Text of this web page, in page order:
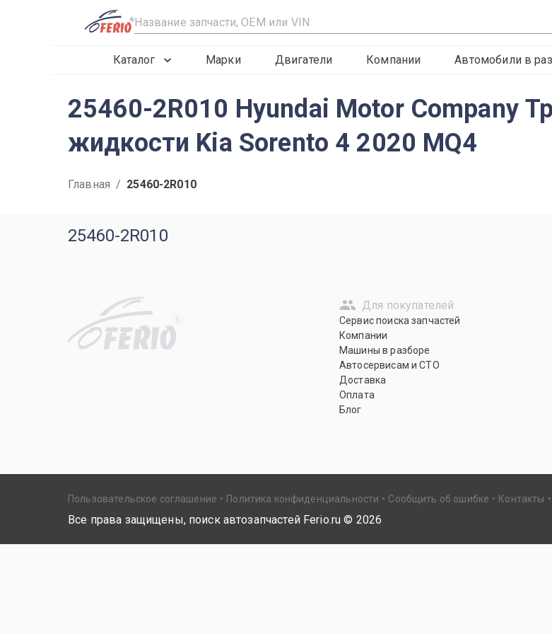
R
Каталог Марки Двигатели Компании Автомобили в
25460-2R010 Hyundai Motor Company
жидкости Kia Sorento 4 2020 MQ4
Главная / 25460-2R010
25460-2R010
R
Для покупателей
Сервис поиска запчастей
Компании
Машины в разборе
Автосервисам и СТО
Доставка
Оплата
Блог
Пользовательское соглашение Политика конфиденциальности Сообщить об ошибке Контакты
Все права защищены, поиск автозапчастей Ferio.ru © 2026